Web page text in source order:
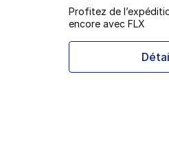
Profitez de
encore avec FLX